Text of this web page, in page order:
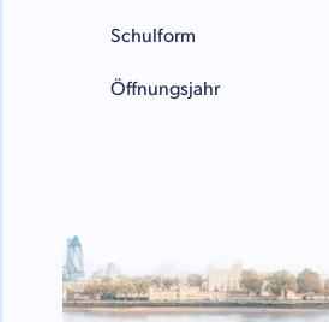
Schulform
Öffnungsjahr